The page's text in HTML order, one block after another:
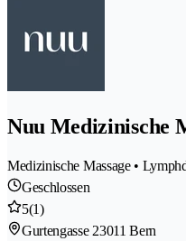
Nuu Medizinische
Medizinische Massage •
Geschlossen
5(1)
Gurtengasse 23011 Bern